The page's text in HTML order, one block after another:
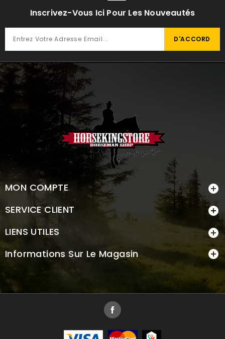
Inscrivez-Vous Ici Pour Les Nouveautés
MON COMPTE 
SERVICE CLIENT 
LIENS UTILES 
Informations Sur Le Magasin 